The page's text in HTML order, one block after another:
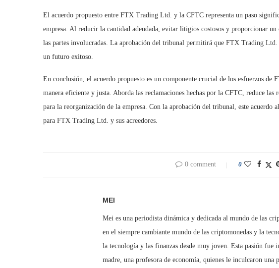
El acuerdo propuesto entre FTX Trading Ltd. y la CFTC representa un paso
empresa. Al reducir la cantidad adeudada, evitar litigios costosos y proporcionar
las partes involucradas. La aprobación del tribunal permitirá que FTX Trading Ltd.
un futuro exitoso.
En conclusión, el acuerdo propuesto es un componente crucial de los esfuerzos
manera eficiente y justa. Aborda las reclamaciones hechas por la CFTC, reduce las
para la reorganización de la empresa. Con la aprobación del tribunal, este acuerdo
para FTX Trading Ltd. y sus acreedores.
0 comment 0
MEI
Mei es una periodista dinámica y dedicada al mundo de las
en el siempre cambiante mundo de las criptomonedas y la
la tecnología y las finanzas desde muy joven. Esta pasión fue
madre, una profesora de economía, quienes le inculcaron